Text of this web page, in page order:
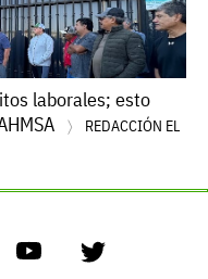
laborales; esto
REDACCIÓN EL